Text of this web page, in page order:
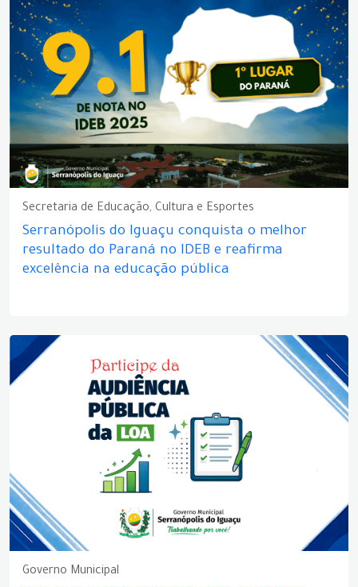
Secretaria de Educação, Cultura e Esportes
Serranópolis do Iguaçu conquista o melhor
resultado do Paraná no IDEB e reafirma
excelência na educação pública
Governo Municipal